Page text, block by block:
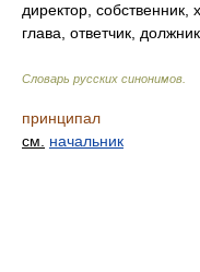
директор, собственник,
глава, ответчик, должник
Словарь русских синонимов
принципал
см.
начальник